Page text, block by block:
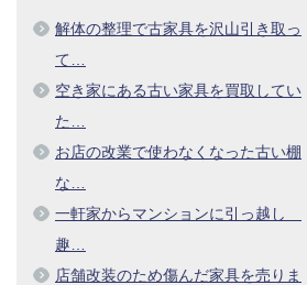
解体の整理で古家具を沢山引き取っ
て…
空き家にある古い家具を買取してい
た…
お店の改業で使わなくなった古い棚
な…
一軒家からマンションに引っ越し
趣…
店舗改装のため傷んだ家具を売りま